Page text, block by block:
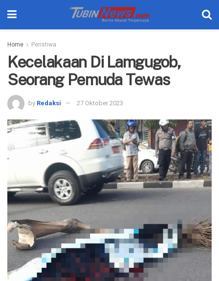
Home Peristiwa
Kecelakaan Di Lamgugob,
Seorang Pemuda Tewas
by Redaksi 27 Oktober 2023